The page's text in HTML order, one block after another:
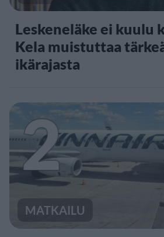
Leskeneläke ei kuulu
Kela muistuttaa
ikärajasta
2
MATKAILU